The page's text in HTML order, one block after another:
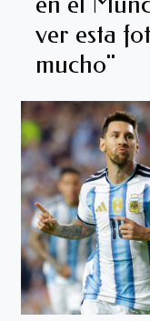
ver esta
mucho"